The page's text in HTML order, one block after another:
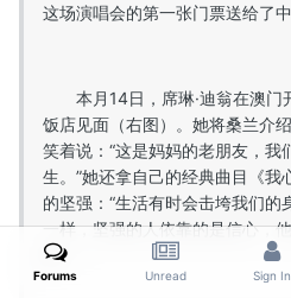
这场演唱会的第一张门票送给了中
本月14日，席琳·迪翁在澳门
饭店见面（右图）。她将桑兰介
笑着说：“这是妈妈的老朋友，我
生。”她还拿自己的经典曲目《我
的坚强：“生活有时会击垮我们
一样，坚强的人依靠的是信心，
的。”
Forums Unread Sign In